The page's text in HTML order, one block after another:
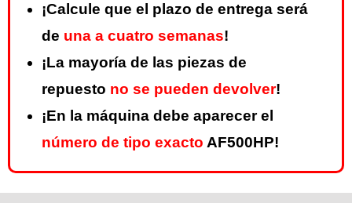
¡Calcule que el plazo de entrega será
de una a cuatro semanas!
¡La mayoría de las piezas de
repuesto no se pueden devolver!
¡En la máquina debe aparecer el
número de tipo exacto AF500HP!